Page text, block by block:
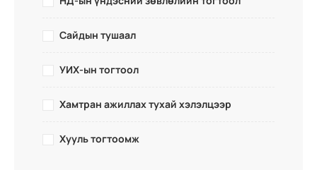
Сайдын тушаал
УИХ-ын тогтоол
Хамтран ажиллах тухай хэлэлцээр
Хууль тогтоомж